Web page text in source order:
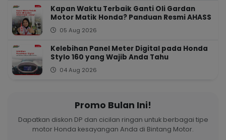
Kapan Waktu Terbaik Ganti Oli Gardan
Motor Matik Honda? Panduan Resmi AHASS
05 Aug 2026
Kelebihan Panel Meter Digital pada Honda
Stylo 160 yang Wajib Anda Tahu
04 Aug 2026
Promo Bulan Ini!
Dapatkan diskon DP dan cicilan ringan untuk berbagai tipe
motor Honda kesayangan Anda di Bintang Motor.